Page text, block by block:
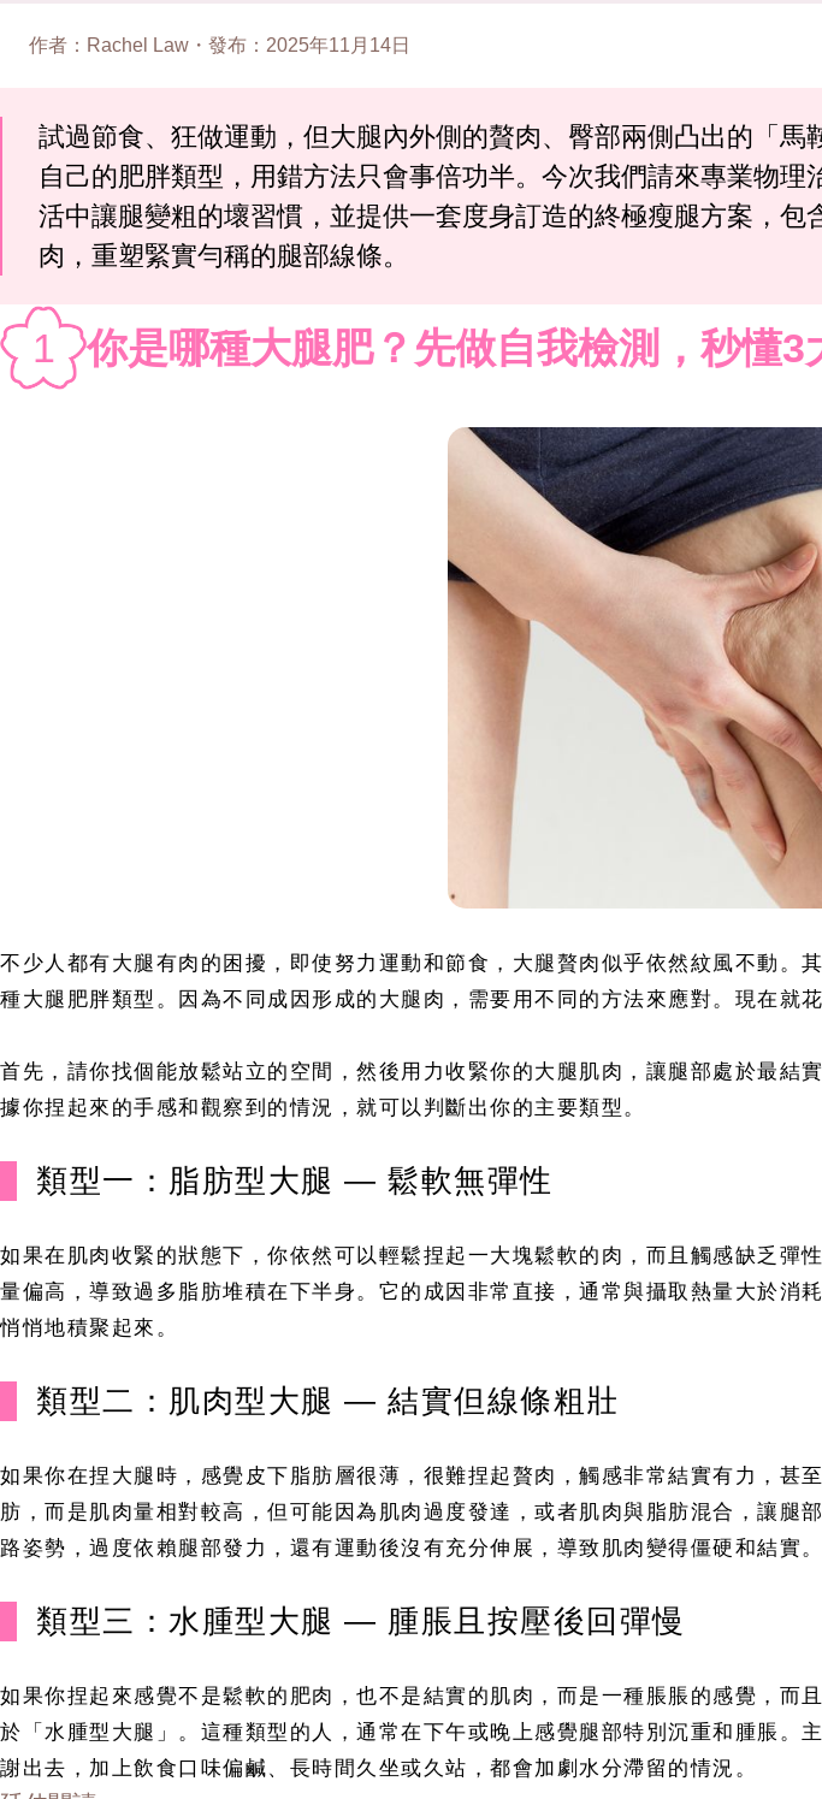
作者 ： Rachel Law ・ 發布 ： 2025年11月14日
試過節食、狂做運動，但大腿內外側的贅肉、臀部兩側凸出的「
自己的肥胖類型，用錯方法只會事倍功半。今次我們請來專業物
活中讓腿變粗的壞習慣，並提供一套度身訂造的終極瘦腿方案，
肉，重塑緊實勻稱的腿部線條。
1 你是哪種大腿肥？先做自我檢測，秒懂3
不少人都有大腿有肉的困擾，即使努力運動和節食，大腿贅肉似乎依然紋風不動
種大腿肥胖類型。因為不同成因形成的大腿肉，需要用不同的方法來應對。現在就
首先，請你找個能放鬆站立的空間，然後用力收緊你的大腿肌肉，讓腿部處於最
據你捏起來的手感和觀察到的情況，就可以判斷出你的主要類型。
類型一：脂肪型大腿 — 鬆軟無彈性
如果在肌肉收緊的狀態下，你依然可以輕鬆捏起一大塊鬆軟的肉，而且觸感缺乏
量偏高，導致過多脂肪堆積在下半身。它的成因非常直接，通常與攝取熱量大於
悄悄地積聚起來。
類型二：肌肉型大腿 — 結實但線條粗壯
如果你在捏大腿時，感覺皮下脂肪層很薄，很難捏起贅肉，觸感非常結實有力，
肪，而是肌肉量相對較高，但可能因為肌肉過度發達，或者肌肉與脂肪混合，讓
路姿勢，過度依賴腿部發力，還有運動後沒有充分伸展，導致肌肉變得僵硬和結實。
類型三：水腫型大腿 — 腫脹且按壓後回彈慢
如果你捏起來感覺不是鬆軟的肥肉，也不是結實的肌肉，而是一種脹脹的感覺，
於「水腫型大腿」。這種類型的人，通常在下午或晚上感覺腿部特別沉重和腫脹
謝出去，加上飲食口味偏鹹、長時間久坐或久站，都會加劇水分滯留的情況。